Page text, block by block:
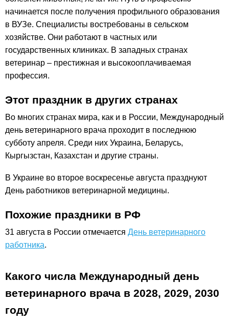
начинается после получения профильного образования
в ВУЗе. Специалисты востребованы в сельском
хозяйстве. Они работают в частных или
государственных клиниках. В западных странах
ветеринар – престижная и высокооплачиваемая
профессия.
Этот праздник в других странах
Во многих странах мира, как и в России, Международный
день ветеринарного врача проходит в последнюю
субботу апреля. Среди них Украина, Беларусь,
Кыргызстан, Казахстан и другие страны.
В Украине во второе воскресенье августа празднуют
День работников ветеринарной медицины.
Похожие праздники в РФ
31 августа в России отмечается День ветеринарного
работника.
Какого числа Международный день
ветеринарного врача в 2028, 2029, 2030
году